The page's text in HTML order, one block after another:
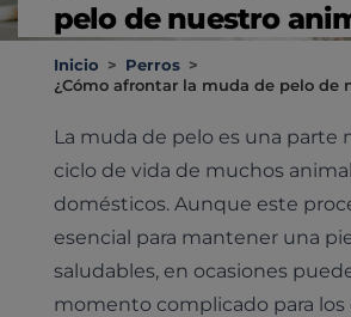
pelo de nuestro
Inicio > Perros >
¿Cómo afrontar la muda de pelo de
La muda de pelo es una parte
ciclo de vida de muchos
domésticos. Aunque este
esencial para mantener una
saludables, en ocasiones
momento complicado para los